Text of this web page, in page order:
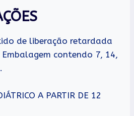
de liberação retardada
contendo 7, 14,
A PARTIR DE 12